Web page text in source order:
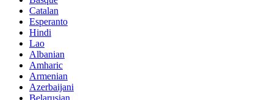
Catalan
Esperanto
Hindi
Lao
Albanian
Amharic
Armenian
Azerbaijani
Belarusian